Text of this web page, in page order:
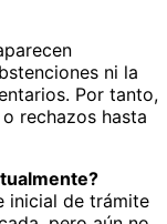
ni la
Por tanto,
rechazos hasta
inicial de trámite